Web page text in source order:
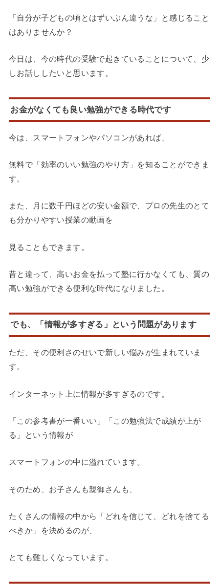
「自分が子どもの頃とはずいぶん違うな」と感じること
はありませんか？
今日は、今の時代の受験で起きていることについて、少
しお話ししたいと思います。
お金がなくても良い勉強ができる時代です
今は、スマートフォンやパソコンがあれば、
無料で「効率のいい勉強のやり方」を知ることができま
す。
また、月に数千円ほどの安い金額で、プロの先生のとて
も分かりやすい授業の動画を
見ることもできます。
昔と違って、高いお金を払って塾に行かなくても、質の
高い勉強ができる便利な時代になりました。
でも、「情報が多すぎる」という問題があります
ただ、その便利さのせいで新しい悩みが生まれていま
す。
インターネット上に情報が多すぎるのです。
「この参考書が一番いい」「この勉強法で成績が上が
る」という情報が
スマートフォンの中に溢れています。
そのため、お子さんも親御さんも、
たくさんの情報の中から「どれを信じて、どれを捨てる
べきか」を決めるのが、
とても難しくなっています。